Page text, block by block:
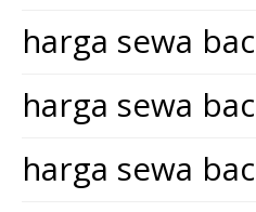
harga sewa
harga sewa
harga sewa